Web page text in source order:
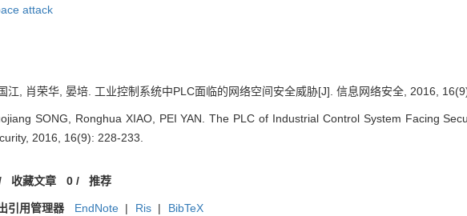
attack
江, 肖荣华, 晏培. 工业控制系统中PLC面临的网络空间安全威胁[J]. 信息网络安全, 2016,
SONG, Ronghua XIAO, PEI YAN. The PLC of Industrial Control System Facing
2016, 16(9): 228-233.
收藏文章 0/ 推荐
引用管理器 EndNote | Ris | BibTeX